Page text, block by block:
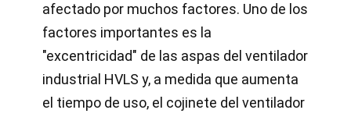
afectado por muchos factores. Uno de los
factores importantes es la
"excentricidad" de las aspas del ventilador
industrial HVLS y, a medida que aumenta
el tiempo de uso, el cojinete del ventilador